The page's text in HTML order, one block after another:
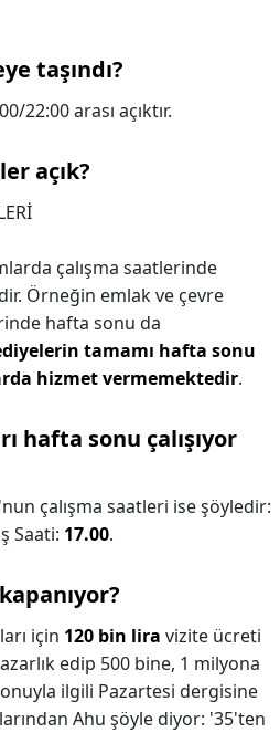
taşındı?
22:00 arası açıktır.
açık?
çalışma saatlerinde
Örneğin emlak ve çevre
hafta sonu da
tamamı hafta sonu
hizmet vermemektedir.
hafta sonu çalışıyor
çalışma saatleri ise şöyledir:
Saati: 17.00.
için 120 bin lira vizite ücreti
edip 500 bine, 1 milyona
ilgili Pazartesi dergisine
Ahu şöyle diyor: '35'ten